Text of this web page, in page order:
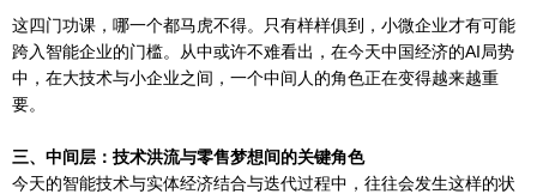
这四门功课，哪一个都马虎不得。只有样样俱到，小微企业才有可能
跨入智能企业的门槛。从中或许不难看出，在今天中国经济的AI局势
中，在大技术与小企业之间，一个中间人的角色正在变得越来越重
要。
三、中间层：技术洪流与零售梦想间的关键角色
今天的智能技术与实体经济结合与迭代过程中，往往会发生这样的状